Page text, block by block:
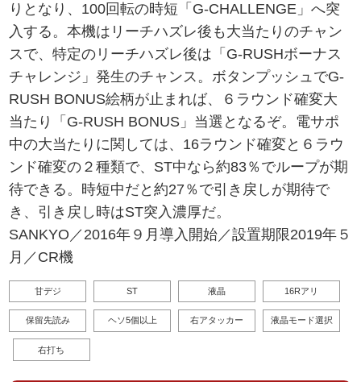
りとなり、100回転の時短「G-CHALLENGE」へ突
入する。本機はリーチハズレ後も大当たりのチャン
スで、特定のリーチハズレ後は「G-RUSHボーナス
チャレンジ」発生のチャンス。ボタンプッシュでG-
RUSH BONUS絵柄が止まれば、６ラウンド確変大
当たり「G-RUSH BONUS」当選となるぞ。電サポ
中の大当たりに関しては、16ラウンド確変と６ラウ
ンド確変の２種類で、ST中なら約83％でループが期
待できる。時短中だと約27％で引き戻しが期待で
き、引き戻し時はST突入濃厚だ。
SANKYO／2016年９月導入開始／設置期限2019年５
月／CR機
甘デジ ST 液晶 16Rアリ
保留先読み ヘソ5個以上 右アタッカー 液晶モード選択
右打ち